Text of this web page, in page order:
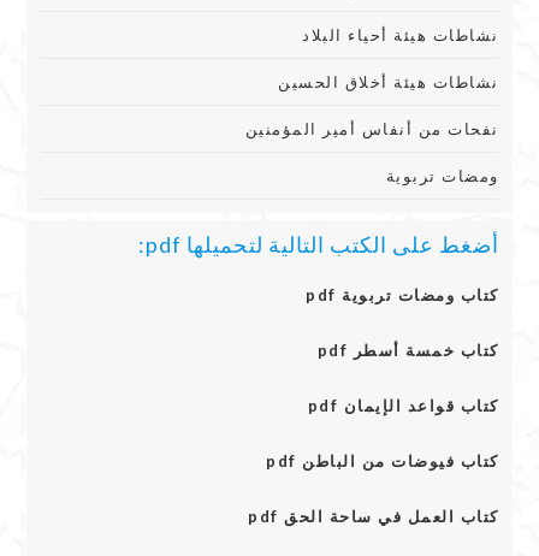
نشاطات هيئة أحياء البلاد
نشاطات هيئة أخلاق الحسين
نفحات من أنفاس أمير المؤمنين
ومضات تربوية
أضغط على الكتب التالية لتحميلها pdf:
كتاب ومضات تربوية pdf
كتاب خمسة أسطر pdf
كتاب قواعد الإيمان pdf
كتاب فيوضات من الباطن pdf
كتاب العمل في ساحة الحق pdf